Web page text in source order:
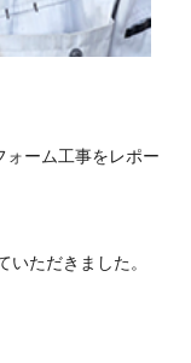
ォーム工事をレポー
いただきました。